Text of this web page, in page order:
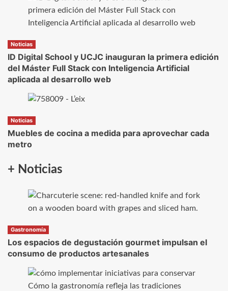
Noticias
ID Digital School y UCJC inauguran la primera edición
del Máster Full Stack con Inteligencia Artificial
aplicada al desarrollo web
Noticias
Muebles de cocina a medida para aprovechar cada
metro
+ Noticias
Gastronomía
Los espacios de degustación gourmet impulsan el
consumo de productos artesanales